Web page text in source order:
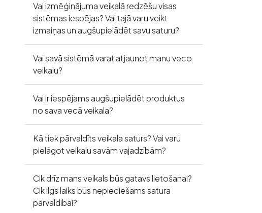
Vai izmēģinājuma veikalā redzēšu visas
sistēmas iespējas? Vai tajā varu veikt
izmaiņas un augšupielādēt savu saturu?
Vai savā sistēmā varat atjaunot manu veco
veikalu?
Vai ir iespējams augšupielādēt produktus
no sava vecā veikala?
Kā tiek pārvaldīts veikala saturs? Vai varu
pielāgot veikalu savām vajadzībām?
Cik drīz mans veikals būs gatavs lietošanai?
Cik ilgs laiks būs nepieciešams satura
pārvaldībai?